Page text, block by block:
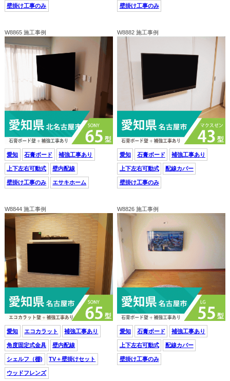
壁掛け工事のみ 壁掛け工事のみ
W8865 施工事例
愛知 石膏ボード 補強工事あり
上下左右可動式 壁内配線
壁掛け工事のみ エサキホーム
W8882 施工事例
愛知 石膏ボード 補強工事あり
上下左右可動式 配線カバー
壁掛け工事のみ
W8844 施工事例
愛知 エコカラット 補強工事あり
角度固定式金具 壁内配線
シェルフ（棚) TV＋壁掛けセット
ウッドフレンズ
W8826 施工事例
愛知 石膏ボード 補強工事あり
上下左右可動式 配線カバー
壁掛け工事のみ